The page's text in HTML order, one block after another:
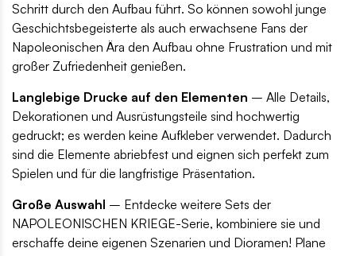
Schritt durch den Aufbau führt. So können sowohl junge
Geschichtsbegeisterte als auch erwachsene Fans der
Napoleonischen Ära den Aufbau ohne Frustration und mit
großer Zufriedenheit genießen.
Langlebige Drucke auf den Elementen – Alle Details,
Dekorationen und Ausrüstungsteile sind hochwertig
gedruckt; es werden keine Aufkleber verwendet. Dadurch
sind die Elemente abriebfest und eignen sich perfekt zum
Spielen und für die langfristige Präsentation.
Große Auswahl – Entdecke weitere Sets der
NAPOLEONISCHEN KRIEGE-Serie, kombiniere sie und
erschaffe deine eigenen Szenarien und Dioramen! Plane